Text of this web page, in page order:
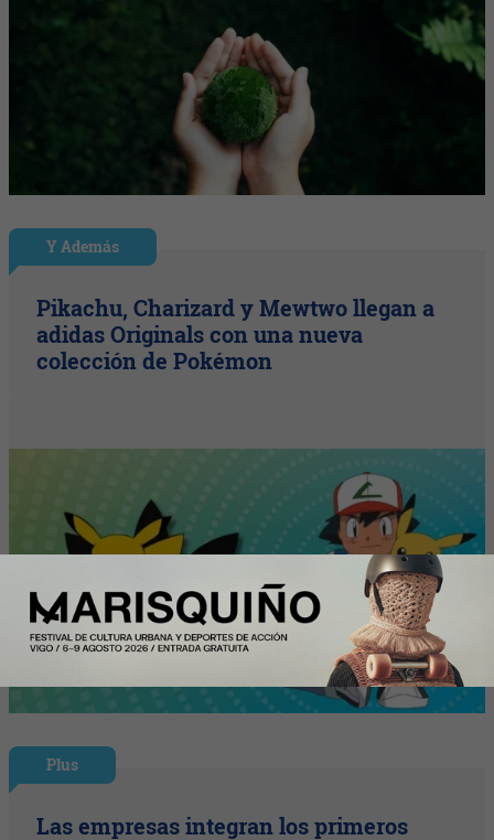
Y Además
Pikachu, Charizard y Mewtwo llegan a
adidas Originals con una nueva
colección de Pokémon
Plus
Las empresas integran los primeros